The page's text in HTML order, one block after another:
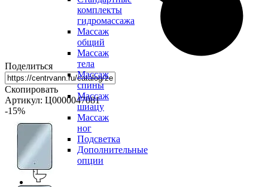
комплекты
гидромассажа
Массаж
общий
Массаж
тела
Массаж
спины
Массаж
шиацу
Массаж
ног
Подсветка
Дополнительные
опции
Поделиться
Скопировать
Артикул: Ц0000047081
-15%